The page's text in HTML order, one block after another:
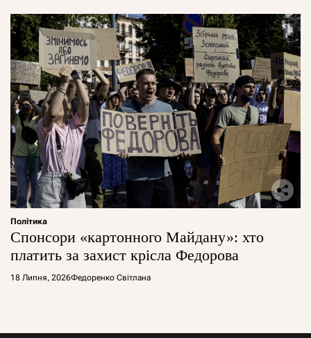
Політика
Спонсори «картонного Майдану»: хто
платить за захист крісла Федорова
18 Липня, 2026Федоренко Світлана